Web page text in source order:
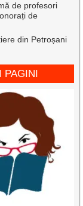
de profesori
de
din Petroșani
PAGINI